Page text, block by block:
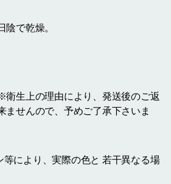
陰で乾燥。
衛生上の理由により、発送後のご返
ませんので、予めご了承下さいま
により、実際の色と 若干異なる場